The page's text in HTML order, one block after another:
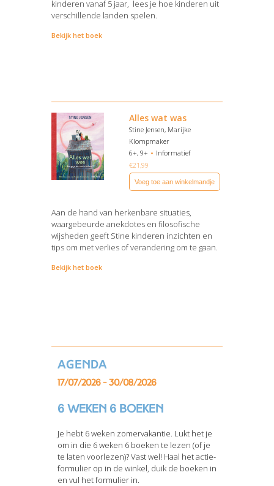
kinderen vanaf 5 jaar, lees je hoe kinderen uit
verschillende landen spelen.
Bekijk het boek
Alles wat was
Stine Jensen, Marijke
Klompmaker
6+, 9+
Informatief
€21,99
Voeg toe aan winkelmandje
Aan de hand van herkenbare situaties,
waargebeurde anekdotes en filosofische
wijsheden geeft Stine kinderen inzichten en
tips om met verlies of verandering om te gaan.
Bekijk het boek
Agenda
17/07/2026 - 30/08/2026
6 weken 6 boeken
Je hebt 6 weken zomervakantie. Lukt het je
om in die 6 weken 6 boeken te lezen (of je
te laten voorlezen)? Vast wel! Haal het actie-
formulier op in de winkel, duik de boeken in
en vul het formulier in.